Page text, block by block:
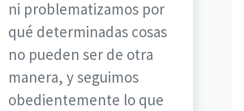
ni problematizamos por
qué determinadas cosas
no pueden ser de otra
manera, y seguimos
obedientemente lo que